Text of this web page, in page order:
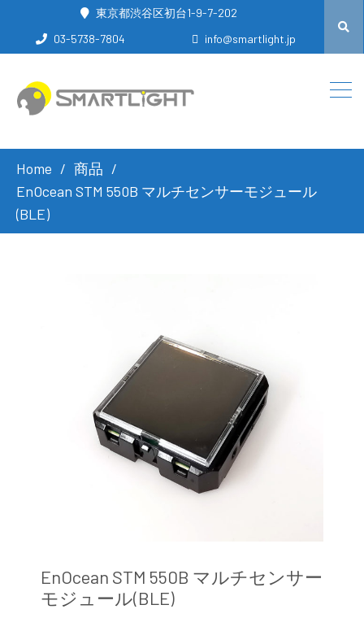
東京都渋谷区初台1-9-7-202
03-5738-7804
info@smartlight.jp
Home
商品
EnOcean STM 550B マルチセンサーモジュール
(BLE)
EnOcean STM 550B マルチセンサー
モジュール(BLE)